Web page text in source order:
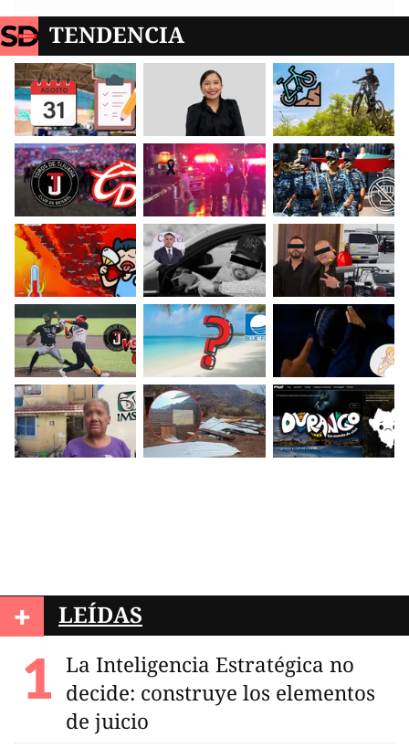
TENDENCIA
+ LEÍDAS
La Inteligencia Estratégica no
decide: construye los elementos
de juicio